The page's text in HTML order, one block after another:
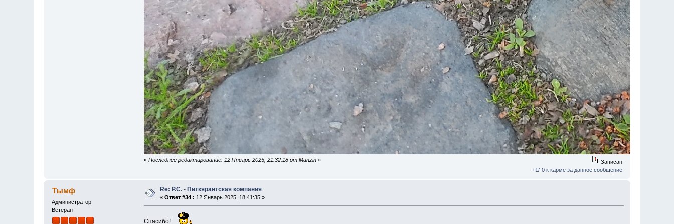
« Последнее редактирование: 12 Январь 2025, 21:32:18 от Manzin»
Записан
+1/-0 к карме за данное сообщение
Тымф
Администратор
Ветеран
Re: Р.С. - Питкярантская компания
«Ответ #34 : 12 Январь 2025, 18:41:35 »
Спасибо!